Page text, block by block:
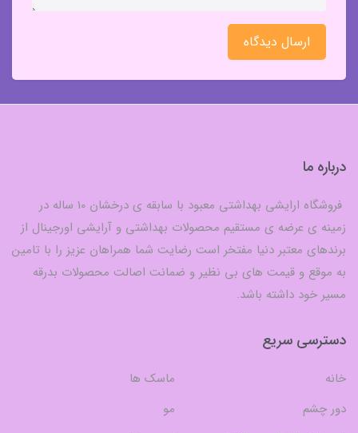
ارسال دیدگاه
درباره ما
فروشگاه ارایشی بهداشتی معبود با سابقه ی درخشان 10 ساله در
زمینه ی عرضه ی مستقیم محصولات بهداشتی و آرایشی اورجینال از
برندهای معتبر دنیا مفتخر است رضایت شما همراهان عزیز را با تامین
به موقع و قیمت های بی نظیر و ضمانت اصالت محصولات بدرقه
مسیر خود داشته باشد.
دسترسی سریع
خانه
ماسک ها
دور چشم
مو